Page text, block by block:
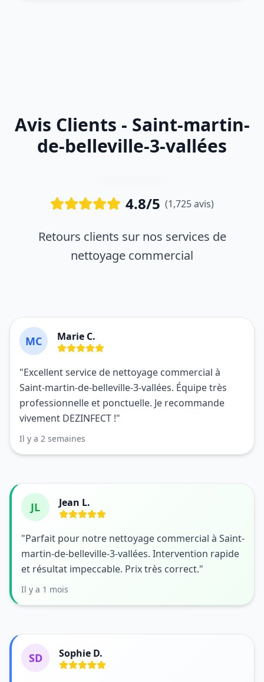
Avis Clients - Saint-martin-
de-belleville-3-vallées
4.8/5 (1,725 avis)
Retours clients sur nos services de
nettoyage commercial
MC Marie C.
"Excellent service de nettoyage commercial à
Saint-martin-de-belleville-3-vallées. Équipe très
professionnelle et ponctuelle. Je recommande
vivement DEZINFECT !"
Il y a 2 semaines
JL Jean L.
"Parfait pour notre nettoyage commercial à Saint-
martin-de-belleville-3-vallées. Intervention rapide
et résultat impeccable. Prix très correct."
Il y a 1 mois
SD Sophie D.